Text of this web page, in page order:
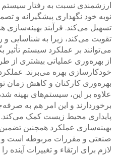
ارزشمندی نسبت به رفتار سیستم
نوبه خود نگهداری پیشگیرانه و
تسهیل می‌کند. فرآیند بهینه‌سازی
تقویت می‌کند، زیرا به شناسایی
می‌توانند بر عملکرد سیستم
از بهره‌وری عملیاتی بیشتری از
خودکارسازی بهره می‌برند.
علاوه بر این، سیستم‌های بهینه
برخوردارند و این امر هم به
پایداری محیط زیست کمک می‌کند.
بهینه‌سازی عملکرد همچنین تضمین
صنعتی و مقررات مربوطه است و
لازم برای ارتقاء و تغییرات